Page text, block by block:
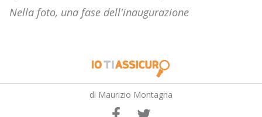
Nella foto, una fase dell'inaugurazione
di Maurizio Montagna